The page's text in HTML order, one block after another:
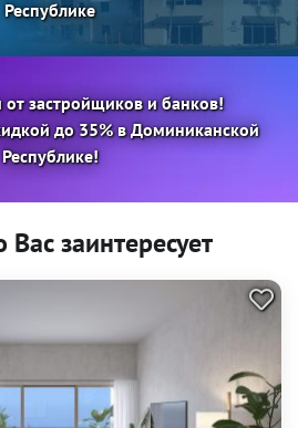
Республике
застройщиков и банков!
до 35% в Доминиканской
Республике!
заинтересует